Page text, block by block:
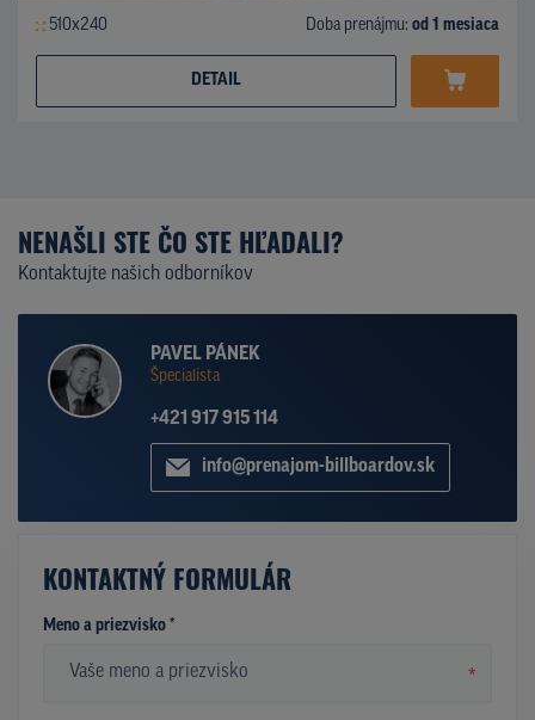
510x240 Doba prenájmu: od 1 mesiaca
DETAIL
NENAŠLI STE ČO STE HĽADALI?
Kontaktujte našich odborníkov
PAVEL PÁNEK
Špecialista
+421 917 915 114
info@prenajom-billboardov.sk
KONTAKTNÝ FORMULÁR
Meno a priezvisko *
*